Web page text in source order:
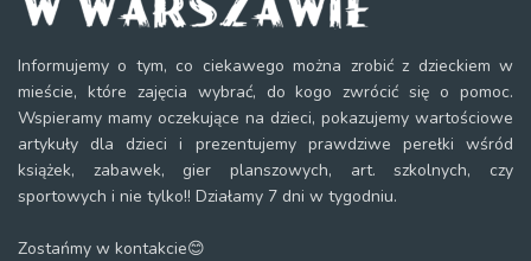
Informujemy o tym, co ciekawego można zrobić z dzieckiem w
mieście, które zajęcia wybrać, do kogo zwrócić się o pomoc.
Wspieramy mamy oczekujące na dzieci, pokazujemy wartościowe
artykuły dla dzieci i prezentujemy prawdziwe perełki wśród
książek, zabawek, gier planszowych, art. szkolnych, czy
sportowych i nie tylko!! Działamy 7 dni w tygodniu.
Zostańmy w kontakcie😊